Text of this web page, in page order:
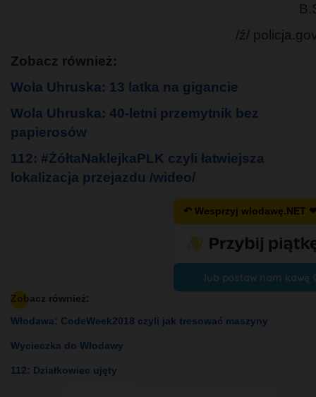
/ź/
Zobacz również:
Wola Uhruska: 13 latka na gigancie
Wola Uhruska: 40-letni przemytnik bez
papierosów
112: #ŻółtaNaklejkaPLK czyli łatwiejsza
lokalizacja przejazdu /wideo/
↶ Wesprzyj wlodawę.NET
lub postaw nam kawę
Zobacz również:
Włodawa: CodeWeek2018 czyli jak tresować maszyny
Wycieczka do Włodawy
112: Działkowiec ujęty